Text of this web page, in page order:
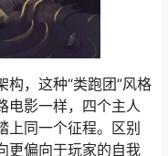
构，这种“类跑团”风格
电影一样，四个主人
上同一个征程。区别
更偏向于玩家的自我